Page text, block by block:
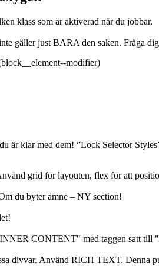
klass som är aktiverad när du jobbar.
gäller just BARA den saken. Fråga
modifier)
är klar med dem! ”Lock Selector
grid för layouten, flex för att
du byter ämne – NY section!
CONTENT" med taggen satt till
divvar. Använd RICH TEXT. Denna